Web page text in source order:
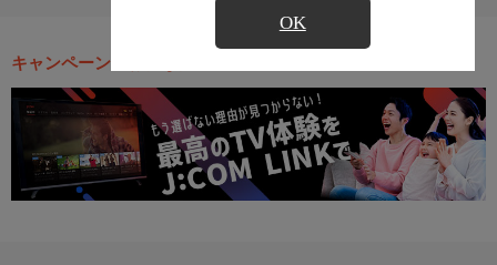
OK
キャンペーン・お得な情報